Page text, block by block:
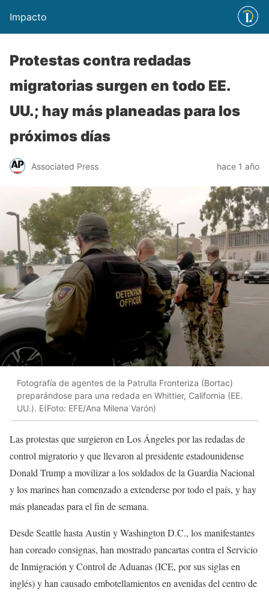
Impacto
Protestas contra redadas
migratorias surgen en todo EE.
UU.; hay más planeadas para los
próximos días
Associated Press hace 1 año
Fotografía de agentes de la Patrulla Fronteriza (Bortac)
preparándose para una redada en Whittier, California (EE.
UU.). E(Foto: EFE/Ana Milena Varón)
Las protestas que surgieron en Los Ángeles por las redadas de
control migratorio y que llevaron al presidente estadounidense
Donald Trump a movilizar a los soldados de la Guardia Nacional
y los marines han comenzado a extenderse por todo el país, y hay
más planeadas para el fin de semana.
Desde Seattle hasta Austin y Washington D.C., los manifestantes
han coreado consignas, han mostrado pancartas contra el Servicio
de Inmigración y Control de Aduanas (ICE, por sus siglas en
inglés) y han causado embotellamientos en avenidas del centro de